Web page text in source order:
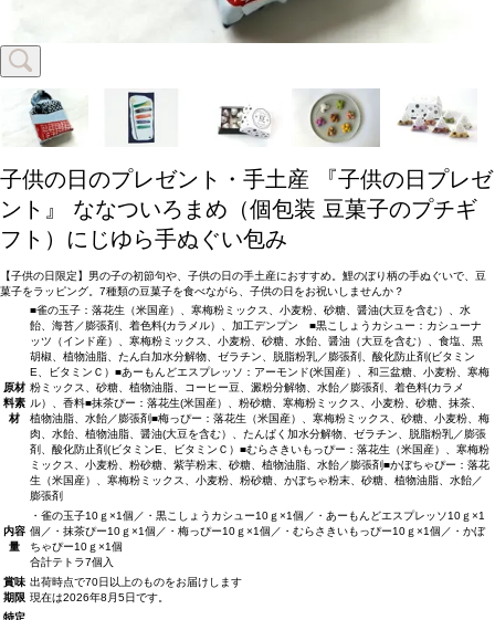
子供の日のプレゼント・手土産
『子供の日プレゼ
ント』 ななついろまめ（個包装 豆菓子のプチギ
フト）にじゆら手ぬぐい包み
【子供の日限定】男の子の初節句や、子供の日の手土産におすすめ。鯉のぼり柄の手ぬぐいで、豆
菓子をラッピング。7種類の豆菓子を食べながら、子供の日をお祝いしませんか？
原材
料素
材
■雀の玉子：落花生（米国産）、寒梅粉ミックス、小麦粉、砂糖、醤油(大豆を含む）、水
飴、海苔／膨張剤、着色料(カラメル）、加工デンプン ■黒こしょうカシュー：カシューナ
ッツ（インド産）、寒梅粉ミックス、小麦粉、砂糖、水飴、醤油（大豆を含む）、食塩、黒
胡椒、植物油脂、たん白加水分解物、ゼラチン、脱脂粉乳／膨張剤、酸化防止剤(ビタミン
E、ビタミンＣ）■あーもんどエスプレッソ：アーモンド(米国産）、和三盆糖、小麦粉、寒梅
粉ミックス、砂糖、植物油脂、コーヒー豆、澱粉分解物、水飴／膨張剤、着色料(カラメ
ル）、香料■抹茶ぴー：落花生(米国産）、粉砂糖、寒梅粉ミックス、小麦粉、砂糖、抹茶、
植物油脂、水飴／膨張剤■梅っぴー：落花生（米国産）、寒梅粉ミックス、砂糖、小麦粉、梅
肉、水飴、植物油脂、醤油(大豆を含む）、たんぱく加水分解物、ゼラチン、脱脂粉乳／膨張
剤、酸化防止剤(ビタミンE、ビタミンＣ）■むらさきいもっぴー：落花生（米国産）、寒梅粉
ミックス、小麦粉、粉砂糖、紫芋粉末、砂糖、植物油脂、水飴／膨張剤■かぼちゃぴー：落花
生（米国産）、寒梅粉ミックス、小麦粉、粉砂糖、かぼちゃ粉末、砂糖、植物油脂、水飴／
膨張剤
内容
量
・雀の玉子10ｇ×1個／・黒こしょうカシュー10ｇ×1個／・あーもんどエスプレッソ10ｇ×1
個／・抹茶ぴー10ｇ×1個／・梅っぴー10ｇ×1個／・むらさきいもっぴー10ｇ×1個／・かぼ
ちゃぴー10ｇ×1個
合計テトラ7個入
賞味
期限
出荷時点で70日以上のものをお届けします
現在は2026年8月5日です。
特定